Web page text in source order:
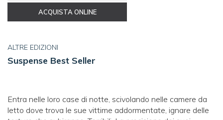
ACQUISTA ONLINE
ALTRE EDIZIONI
Suspense Best Seller
Entra nelle loro case di notte, scivolando nelle camere da
letto dove trova le sue vittime addormentate, ignare delle